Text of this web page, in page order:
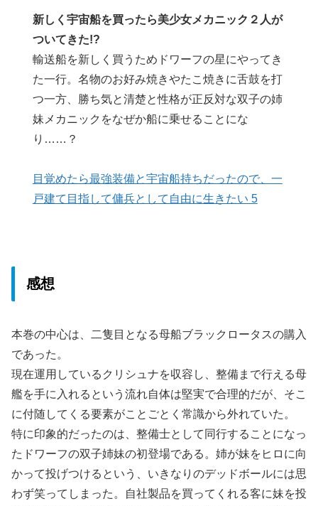
新しく宇宙船を買ったら美少女メカニック２人が
ついてきた!?
輸送船を新しく買うためドワーフの星にやってき
た一行。名物のお好み焼きやたこ焼きに舌鼓を打
つ一方、勝ち気と清楚と性格が正反対な双子の姉
妹メカニックをなぜか船に乗せることにな
り……？
目覚めたら最強装備と宇宙船持ちだったので、一
戸建て目指して傭兵として自由に生きたい 5
感想
本巻の中心は、二隻目となる母船ブラックロータスの購入
であった。
現在運用しているクリシュナを収容し、整備まで行える母
艦を手に入れるという流れ自体は堅実で合理的だが、そこ
に付随してくる要素がことごとく常識から外れていた。
特に印象的だったのは、整備士として同行することになっ
たドワーフの双子姉妹の初登場である。姉が妹をヒロに向
かって投げつけるという、いきなりのデッドボールには思
わず笑ってしまった。自社製品を買ってくれる客に妹を投